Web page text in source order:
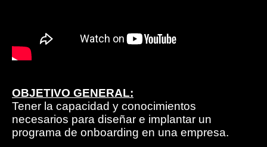
OBJETIVO GENERAL:
Tener la capacidad y conocimientos
necesarios para diseñar e implantar un
programa de onboarding en una empresa.